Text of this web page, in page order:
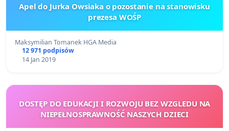
Apel do Jurka Owsiaka o pozostanie na stanowisku
prezesa WOŚP
Maksymilian Tomanek HGA Media
12 971 podpisów
14 Jan 2019
DOSTĘP DO EDUKACJI I ROZWOJU BEZ WZGLEDU NA
NIEPEŁNOSPRAWNOŚĆ NASZYCH DZIECI